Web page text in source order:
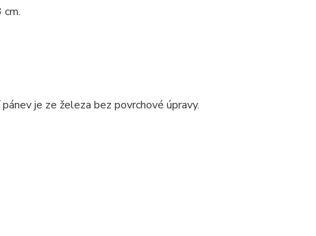
cm.
je ze železa bez povrchové úpravy.